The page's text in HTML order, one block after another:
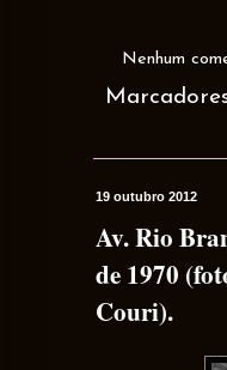
Nenhum
19 outubro 2012
Av. Rio
de 1970
Couri).